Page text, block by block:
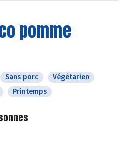
pomme
Sans porc
Végétarien
Printemps